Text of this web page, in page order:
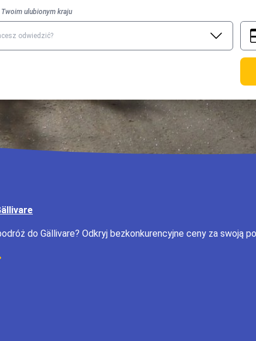
ulubionym kraju
do Gällivare? Odkryj bezkonkurencyjne ceny za swoją